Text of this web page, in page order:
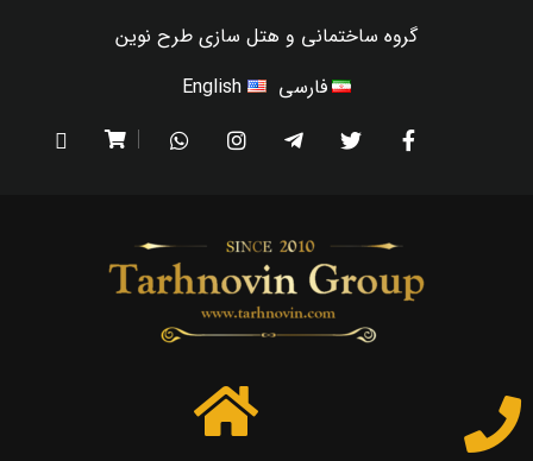
گروه ساختمانی و هتل سازی طرح نوین
فارسی
English